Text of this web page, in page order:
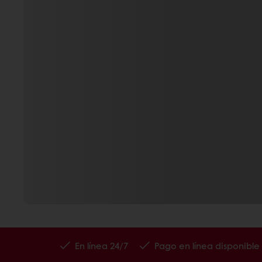
En línea 24/7 Pago en línea disponible